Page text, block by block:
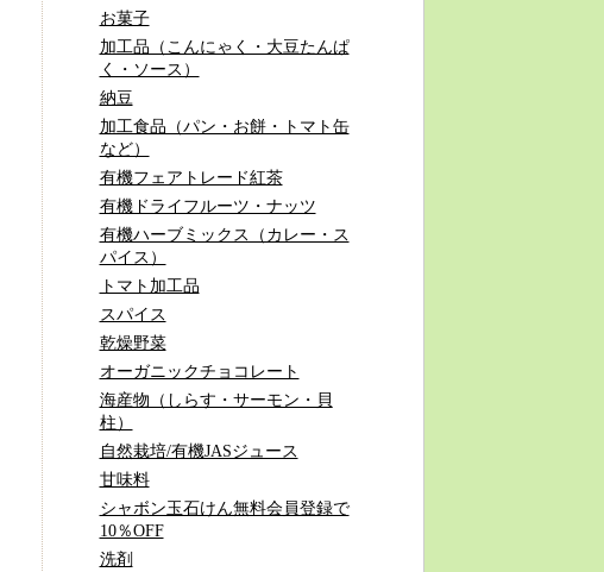
お菓子
加工品（こんにゃく・大豆たんぱ
く・ソース）
納豆
加工食品（パン・お餅・トマト缶
など）
有機フェアトレード紅茶
有機ドライフルーツ・ナッツ
有機ハーブミックス（カレー・ス
パイス）
トマト加工品
スパイス
乾燥野菜
オーガニックチョコレート
海産物（しらす・サーモン・貝
柱）
自然栽培/有機JASジュース
甘味料
シャボン玉石けん無料会員登録で
10％OFF
洗剤